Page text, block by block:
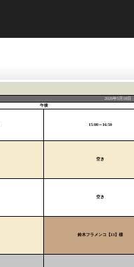
2026年5月18日
午後
15:00～16:50
空き
空き
鈴木フラメンコ【13】様